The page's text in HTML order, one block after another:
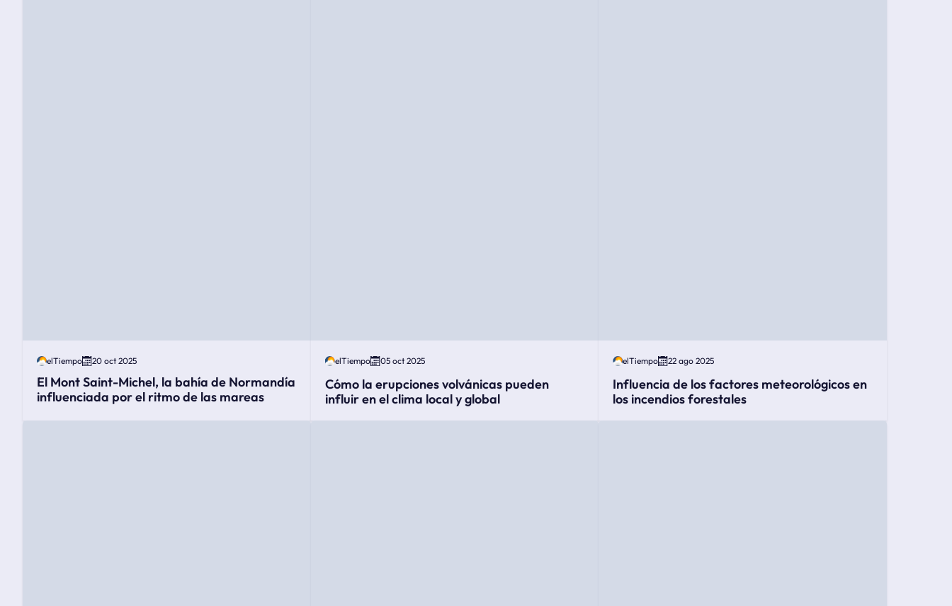
elTiempo 20 oct 2025
El Mont Saint-Michel, la bahía de Normandía
influenciada por el ritmo de las mareas
elTiempo 05 oct 2025
Cómo la erupciones volvánicas pueden
influir en el clima local y global
elTiempo 22 ago 2025
Influencia de los factores meteorológicos en
los incendios forestales